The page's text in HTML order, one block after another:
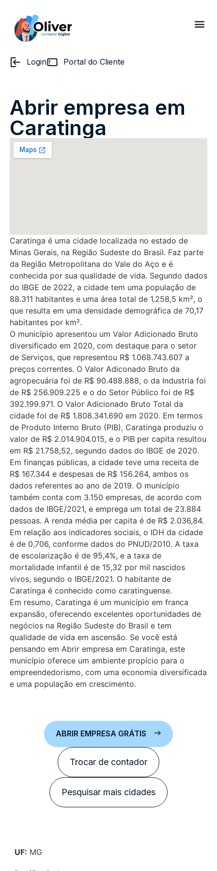
Login Portal do Cliente
Abrir empresa em
Caratinga
Caratinga é uma cidade localizada no estado de
Minas Gerais, na Região Sudeste do Brasil. Faz parte
da Região Metropolitana do Vale do Aço e é
conhecida por sua qualidade de vida. Segundo dados
do IBGE de 2022, a cidade tem uma população de
88.311 habitantes e uma área total de 1.258,5 km², o
que resulta em uma densidade demográfica de 70,17
habitantes por km².
O município apresentou um Valor Adicionado Bruto
diversificado em 2020, com destaque para o setor
de Serviços, que representou R$ 1.068.743.607 a
preços correntes. O Valor Adiconado Bruto da
agropecuária foi de R$ 90.488.888, o da Industria foi
de R$ 256.909.225 e o do Setor Público foi de R$
392.199.971. O Valor Adicionado Bruto Total da
cidade foi de R$ 1.808.341.690 em 2020. Em termos
de Produto Interno Bruto (PIB), Caratinga produziu o
valor de R$ 2.014.904.015, e o PIB per capita resultou
em R$ 21.758,52, segundo dados do IBGE de 2020.
Em finanças públicas, a cidade teve uma receita de
R$ 167.344 e despesas de R$ 156.264, ambos os
dados referentes ao ano de 2019. O município
também conta com 3.150 empresas, de acordo com
dados de IBGE/2021, e emprega um total de 23.884
pessoas. A renda média per capita é de R$ 2.036,84.
Em relação aos indicadores sociais, o IDH da cidade
é de 0,706, conforme dados do PNUD/2010. A taxa
de escolarização é de 95,4%, e a taxa de
mortalidade infantil é de 15,32 por mil nascidos
vivos, segundo o IBGE/2021. O habitante de
Caratinga é conhecido como caratinguense.
Em resumo, Caratinga é um município em franca
expansão, oferecendo excelentes oportunidades de
negócios na Região Sudeste do Brasil e tem
qualidade de vida em ascensão. Se você está
pensando em Abrir empresa em Caratinga, este
município oferece um ambiente propício para o
empreendedorismo, com uma economia diversificada
e uma população em crescimento.
ABRIR EMPRESA GRÁTIS
Trocar de contador
Pesquisar mais cidades
UF: MG